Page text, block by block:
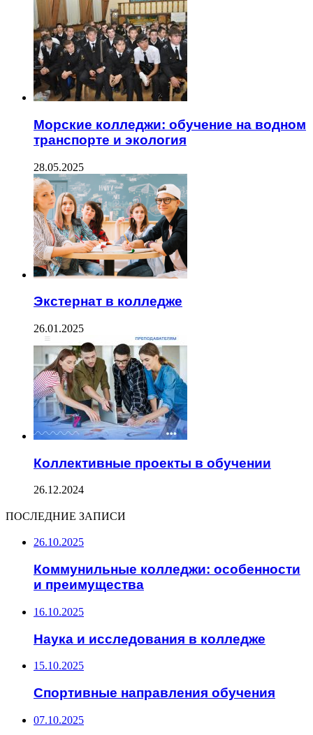
Морские колледжи: обучение на водном
транспорте и экология
28.05.2025
Экстернат в колледже
26.01.2025
Коллективные проекты в обучении
26.12.2024
ПОСЛЕДНИЕ ЗАПИСИ
26.10.2025
Коммунильные колледжи: особенности
и преимущества
16.10.2025
Наука и исследования в колледже
15.10.2025
Спортивные направления обучения
07.10.2025